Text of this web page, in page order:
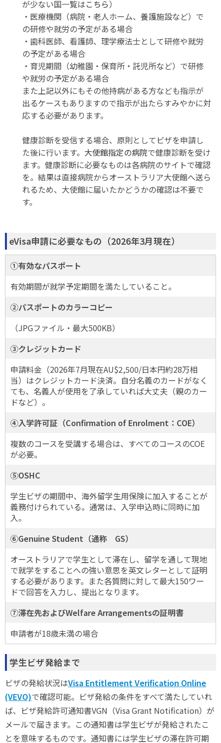
が少ない国一覧はこちら）
・医療機関（病院・老人ホーム、養護施設など）で
の研修や就労の予定がある場合
・歯科医師、看護師、理学療法士として研修や就労
の予定がある場合
・育児期間（幼稚園・保育所・託児所など）で研修
や就労の予定がある場合
また上記以外にもその他持病がある方なども指示が
出るケースもありますので指示が出たらすみやかに対
応する必要があります。
健康診断を受信する場合、原則としてビザを申請し
た後に行います。 大使館指定の病院で健康診断を受け
ます。健康診断に必要なものは各病院のサイトで確認
を。結果は直接病院からオーストラリア大使館へ送ら
れるため、大使館に届いたかどうかの確認は不要で
す。
eVisa申請に必要なもの（2026年3月現在）
①有効なパスポート
有効期間が就学予定期間を満たしていること。
②パスポートのカラーコピー
（JPGファイル・最大500KB）
③クレジットカード
申請料金（2026年7月現在AU$2,500/日本円約28万相
当）はクレジットカード決済。自分名義のカードがなく
ても、名義人が使用を了承していれば大丈夫（親のカー
ドなど）。
④入学許可証（Confirmation of Enrolment：COE）
複数のコースを受講する場合は、すべてのコースのCOE
が必要。
⑤OSHC
学生ビザの期間中、海外留学生用保険に加入することが
義務付けられている。通常は、入学申込時に同時に加
入。
⑥Genuine Student（通称 GS）
オーストラリアで学生として滞在し、留学を通して現地
で就学をすることへの強い意思を英文レターとして証明
する必要があります。また各質問に対して最大150ワー
ドで回答を入力し、提出となります。
⑦滞在先およびWelfare Arrangementsの証明書
申請者が18歳未満の場合
学生ビザ発給まで
ビザの発給状況はVisa Entitlement Verification Online
(VEVO)で確認可能。ビザ発給の条件をすべて満たしていれ
ば、ビザ発給許可通知書VGN（Visa Grant Notification）が
メールで届きます。この通知書は学生ビザが発給されたこ
とを意味するものです。通知書には学生ビザの滞在許可期